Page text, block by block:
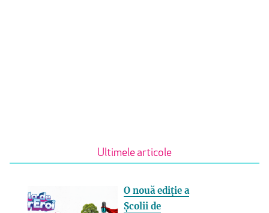
Ultimele articole
O nouă ediție a
Școlii de